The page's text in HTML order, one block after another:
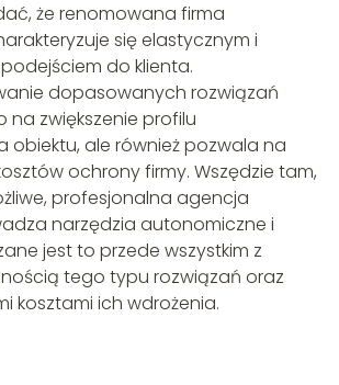
że renomowana firma
się elastycznym i
do klienta.
dopasowanych rozwiązań
na zwiększenie profilu
obiektu, ale również pozwala na
ochrony firmy. Wszędzie tam,
profesjonalna agencja
narzędzia autonomiczne i
jest to przede wszystkim z
tego typu rozwiązań oraz
kosztami ich wdrożenia.